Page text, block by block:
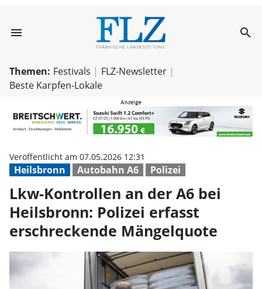
menu Lkw-Kontrollen
search
Themen: Festivals
FLZ-Newsletter
Beste Karpfen-Lokale
Heilsbronn Autobahn A6 Polizei
Veröffentlicht am 07.05.2026 12:31
Lkw-Kontrollen an der A6 bei
Heilsbronn: Polizei erfasst
erschreckende Mängelquote